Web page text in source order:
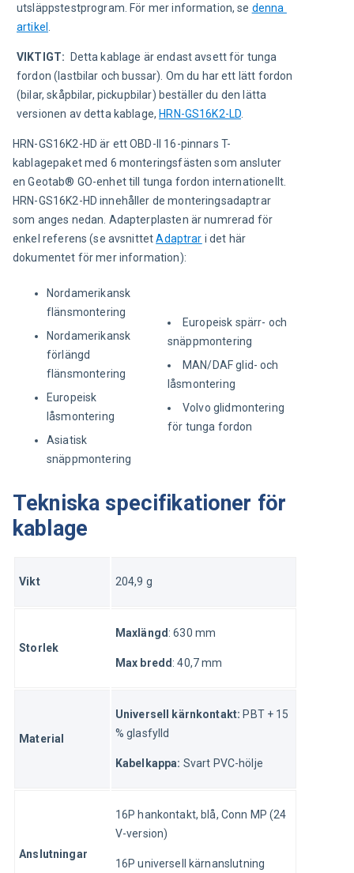
utsläppstestprogram. För mer information, se denna
artikel
VIKTIGT:
Detta kablage är endast avsett för tunga
fordon (lastbilar och bussar). Om du har ett lätt fordon
(bilar, skåpbilar, pickupbilar) beställer du den lätta
versionen av detta kablage, HRN-GS16K2-LD
HRN-GS16K2-HD är ett OBD-II 16-pinnars T-
kablagepaket med 6 monteringsfästen som ansluter
en Geotab® GO-enhet till tunga fordon internationellt.
HRN-GS16K2-HD innehåller de monteringsadaptrar
som anges nedan. Adapterplasten är numrerad för
enkel referens (se avsnittet Adaptrar i det här
dokumentet för mer information):
Nordamerikansk
flänsmontering
Nordamerikansk
förlängd
flänsmontering
Europeisk
låsmontering
Asiatisk
snäppmontering
Europeisk spärr- och
snäppmontering
MAN/DAF glid- och
låsmontering
Volvo glidmontering
för tunga fordon
Tekniska specifikationer för
kablage
Vikt 204,9 g
Storlek
Maxlängd : 630 mm
Max bredd : 40,7 mm
Material
Universell kärnkontakt: PBT + 15
% glasfylld
Kabelkappa: Svart PVC-hölje
Anslutningar
16P hankontakt, blå, Conn MP (24
V-version)
16P universell kärnanslutning